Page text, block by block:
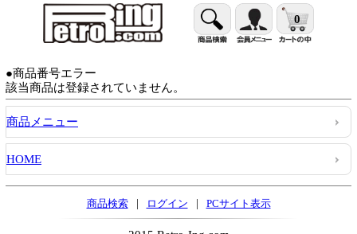
0
●商品番号エラー
該当商品は登録されていません。
商品メニュー
HOME
商品検索 | ログイン | PCサイト表示